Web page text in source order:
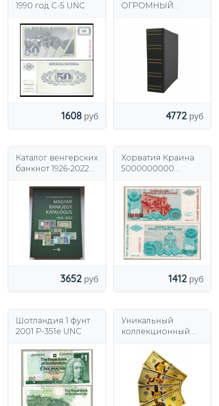
1990 год С-5 UNC
1608
ОГРОМНЫЙ
на 100 банкнот в
комплекте с
футляром
4772
Каталог венгерских
банкнот 1926-2022
3652
Хорватия Краина
5000000000
UNC
1412
Шотландия 1 фунт
2001 P-351e UNC
Уникальный
коллекционный
позолоченных
банкнот из ПВХ
НБА «ДЖЕЙМС
Леброн»